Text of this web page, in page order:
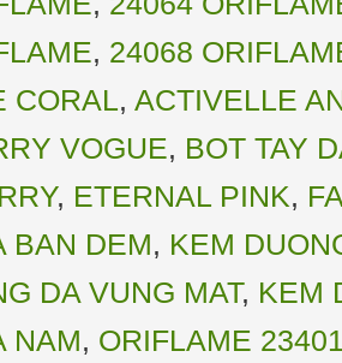
, 24068
CORAL, ACTIVELLE
VOGUE, BOT TAY
, ETERNAL PINK,
BAN DEM, KEM
DA VUNG MAT, KEM
NAM, ORIFLAME